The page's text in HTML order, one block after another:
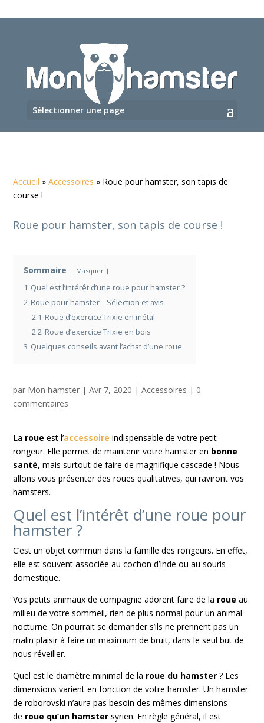
Sélectionner une page
Accueil »Accessoires » Roue pour hamster, son tapis de
course !
Roue pour hamster, son tapis de course !
Sommaire Masquer
1 Quel est l’intérêt d’une roue pour hamster ?
2 Roue pour hamster – Sélection et avis
2.1 Roue d’exercice Trixie en métal
2.2 Roue d’exercice Trixie en bois
3 Quelques conseils avant l’achat d’une roue
par Mon hamster |Avr 7, 2020 |Accessoires | 0
commentaires
La roue est l’accessoire indispensable de votre petit
rongeur. Elle permet de maintenir votre hamster en bonne
santé, mais surtout de faire de magnifique cascade ! Nous
allons vous présenter des roues qualitatives, qui raviront vos
hamsters.
Quel est l’intérêt d’une roue pour
hamster ?
C’est un objet commun dans la famille des rongeurs. En effet,
elle est souvent associée au cochon d’Inde ou au souris
domestique.
Vos petits animaux de compagnie adorent faire de la roue au
milieu de votre sommeil, rien de plus normal pour un animal
nocturne. On pourrait se demander s’ils ne prennent pas un
malin plaisir à faire un maximum de bruit, dans le seul but de
nous réveiller.
Quel est le diamètre minimal de la roue du hamster ? Les
dimensions varient en fonction de votre hamster. Un hamster
de roborovski n’aura pas besoin des mêmes dimensions
de roue qu’un hamster syrien. En règle général, il est